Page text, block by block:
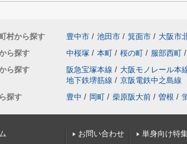
村から探す 豊中市 / 池田市 / 箕面市 / 大阪市
ら探す
中桜塚 / 本町 / 桜の町 / 服部西町 /
ら探す
阪急宝塚本線 / 大阪モノレール本
地下鉄堺筋線 / 京阪電鉄中之島線
探す
豊中 / 岡町 / 柴原阪大前 / 曽根 /
お問い合わせ
単身向け特